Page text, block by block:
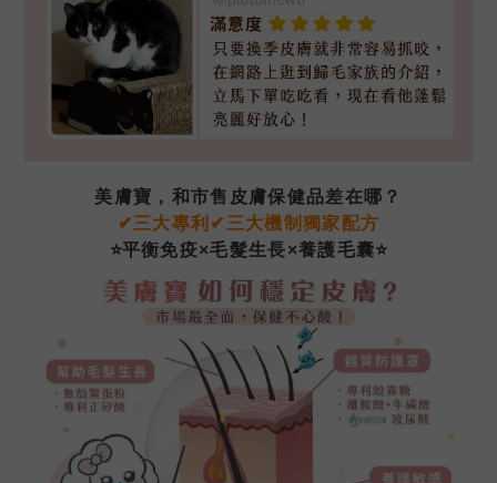
美膚寶，和市售皮膚保健品差在哪？
✔三大專利 ✔ 三大機制獨家配方
⭐平衡免疫×毛髮生長×養護毛囊⭐